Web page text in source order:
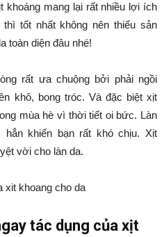
khoáng mang lại rất nhiều lợi ích
tốt nhất không nên thiếu sản
toàn diện đâu nhé!
rất ưa chuộng bởi phải ngồi
khô, bong tróc. Và đặc biệt xịt
mùa hè vì thời tiết oi bức. Làn
khiến bạn rất khó chịu. Xịt
vời cho làn da.
tác dụng của xịt